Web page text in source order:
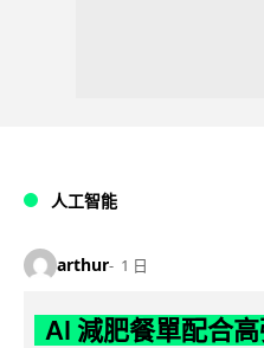
人工智能
arthur 1 日
AI 減肥餐單配合